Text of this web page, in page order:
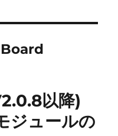
以降)
ジュールの